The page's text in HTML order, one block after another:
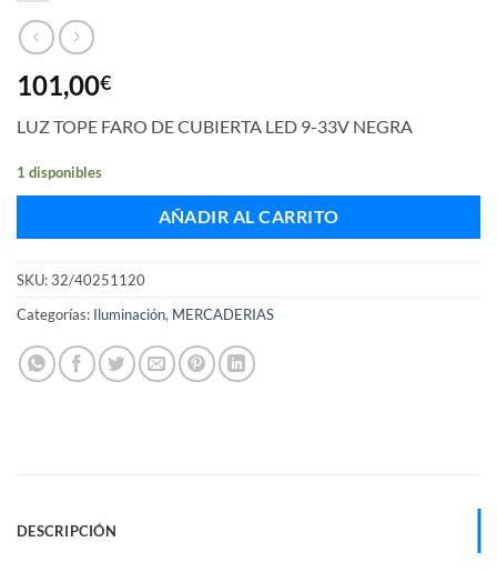
101,00€
LUZ TOPE FARO DE CUBIERTA LED 9-33V NEGRA
1 disponibles
AÑADIR AL CARRITO
SKU:32/40251120
Categorías: Iluminación, MERCADERIAS
DESCRIPCIÓN